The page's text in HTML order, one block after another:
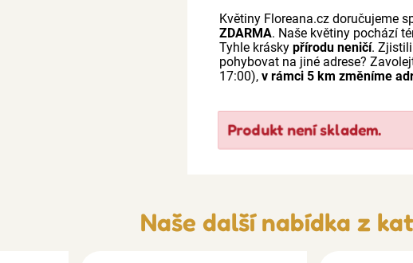
Květiny Floreana.cz doručujeme
ZDARMA. Naše květiny pochází
Tyhle kráskypřírodu neničí.
pohybovat na jiné adrese?
17:00),v rámci 5 km změníme
Produkt není skladem.
Naše další nabídka z